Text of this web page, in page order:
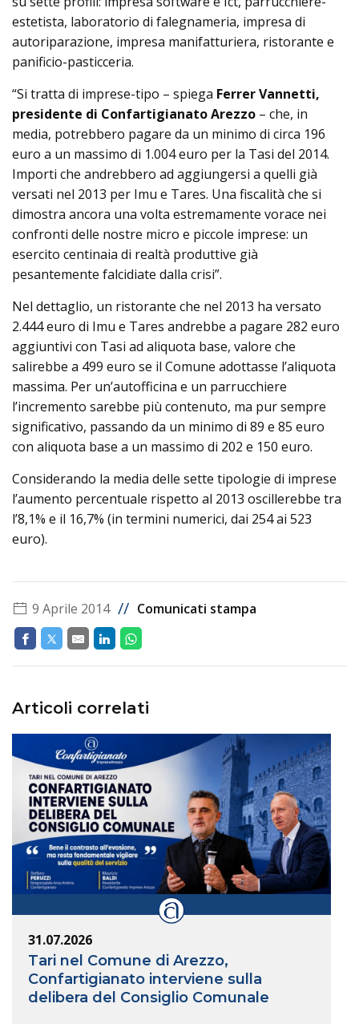
estetista, laboratorio di falegnameria, impresa di
autoriparazione, impresa manifatturiera, ristorante e
panificio-pasticceria.
“Si tratta di imprese-tipo – spiega Ferrer Vannetti,
presidente di Confartigianato Arezzo – che, in
media, potrebbero pagare da un minimo di circa 196
euro a un massimo di 1.004 euro per la Tasi del 2014.
Importi che andrebbero ad aggiungersi a quelli già
versati nel 2013 per Imu e Tares. Una fiscalità che si
dimostra ancora una volta estremamente vorace nei
confronti delle nostre micro e piccole imprese: un
esercito centinaia di realtà produttive già
pesantemente falcidiate dalla crisi”.
Nel dettaglio, un ristorante che nel 2013 ha versato
2.444 euro di Imu e Tares andrebbe a pagare 282 euro
aggiuntivi con Tasi ad aliquota base, valore che
salirebbe a 499 euro se il Comune adottasse l’aliquota
massima. Per un’autofficina e un parrucchiere
l’incremento sarebbe più contenuto, ma pur sempre
significativo, passando da un minimo di 89 e 85 euro
con aliquota base a un massimo di 202 e 150 euro.
Considerando la media delle sette tipologie di imprese
l’aumento percentuale rispetto al 2013 oscillerebbe tra
l’8,1% e il 16,7% (in termini numerici, dai 254 ai 523
euro).
9 Aprile 2014 // Comunicati stampa
Articoli correlati
31.07.2026
Tari nel Comune di Arezzo,
Confartigianato interviene sulla
delibera del Consiglio Comunale